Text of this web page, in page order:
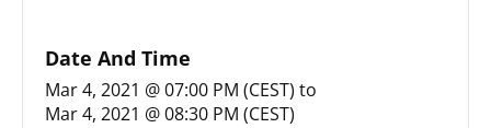
Date And Time
Mar 4, 2021 @ 07:00 PM (CEST) to
Mar 4, 2021 @ 08:30 PM (CEST)